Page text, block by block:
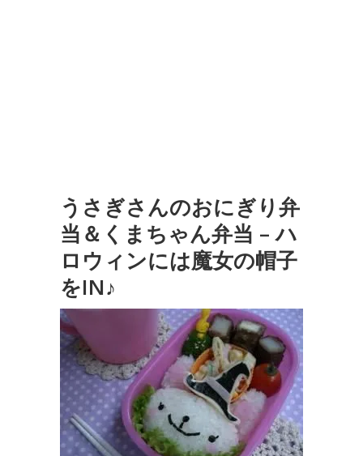
うさぎさんのおにぎり弁
当＆くまちゃん弁当 – ハ
ロウィンには魔女の帽子
をIN♪